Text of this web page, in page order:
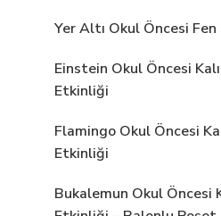
Yer Altı Okul Öncesi
Einstein Okul Öncesi
Etkinliği
Flamingo Okul Öncesi
Etkinliği
Bukalemun Okul Öncesi